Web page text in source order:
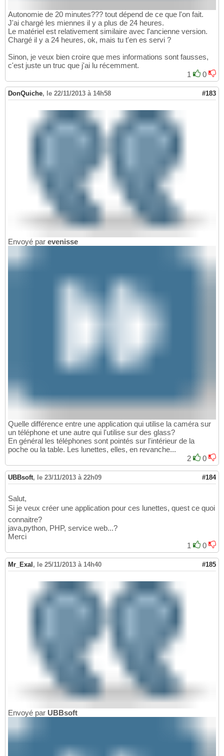
Autonomie de 20 minutes??? tout dépend de ce que l'on fait.
J'ai chargé les miennes il y a plus de 24 heures.
Le matériel est relativement similaire avec l'ancienne version.
Chargé il y a 24 heures, ok, mais tu t'en es servi ?
Sinon, je veux bien croire que mes informations sont fausses,
c'est juste un truc que j'ai lu récemment.
1
0
DonQuiche, le 22/11/2013 à 14h58 #183
Envoyé par evenisse
Quelle différence entre une application qui utilise la caméra sur
un téléphone et une autre qui l'utilise sur des glass?
En général les téléphones sont pointés sur l'intérieur de la
poche ou la table. Les lunettes, elles, en revanche...
2
0
UBBsoft, le 23/11/2013 à 22h09 #184
Salut,
Si je veux créer une application pour ces lunettes, quest ce quoi
connaitre?
java,python, PHP, service web...?
Merci
1
0
Mr_Exal , le 25/11/2013 à 14h40 #185
Envoyé par UBBsoft